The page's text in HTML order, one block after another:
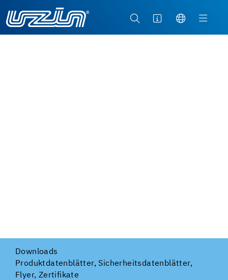
Downloads
Produktdatenblätter, Sicherheitsdatenblätter,
Flyer, Zertifikate